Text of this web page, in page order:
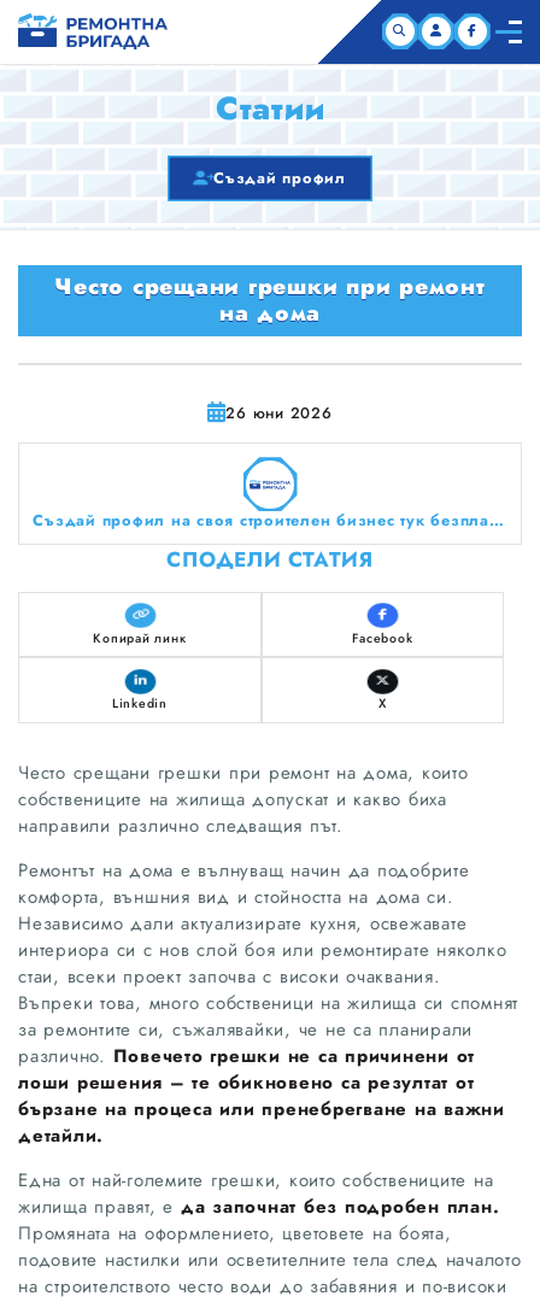
НАЧАЛО
КОМПАНИИ
ЗА НАС
Статии
Създай профил
Често срещани грешки при ремонт
на дома
26 юни 2026
Създай профил на своя строителен бизнес тук безплатно!
СПОДЕЛИ СТАТИЯ
Копирай линк Facebook
Linkedin X
Често срещани грешки при ремонт на дома, които
собствениците на жилища допускат и какво биха
направили различно следващия път.
Ремонтът на дома е вълнуващ начин да подобрите
комфорта, външния вид и стойността на дома си.
Независимо дали актуализирате кухня, освежавате
интериора си с нов слой боя или ремонтирате няколко
стаи, всеки проект започва с високи очаквания.
Въпреки това, много собственици на жилища си спомнят
за ремонтите си, съжалявайки, че не са планирали
различно. Повечето грешки не са причинени от
лоши решения – те обикновено са резултат от
бързане на процеса или пренебрегване на важни
детайли.
Една от най-големите грешки, които собствениците на
жилища правят, е да започнат без подробен план.
Промяната на оформлението, цветовете на боята,
подовите настилки или осветителните тела след началото
на строителството често води до забавяния и по-високи